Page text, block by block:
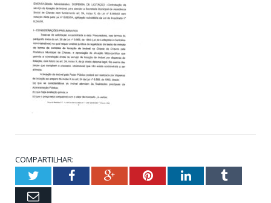
COMPARTILHAR:
TwitterFacebookGoogle+PinterestLinkedInTumblr
Email